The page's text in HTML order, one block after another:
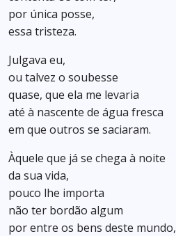
por única posse,
essa tristeza.
Julgava eu,
ou talvez o soubesse
quase, que ela me levaria
até à nascente de água fresca
em que outros se saciaram.
Àquele que já se chega à noite
da sua vida,
pouco lhe importa
não ter bordão algum
por entre os bens deste mundo,